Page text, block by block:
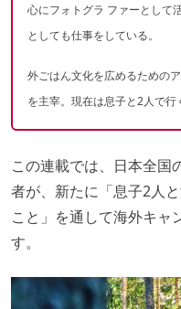
心にフォトグラ ファーとして
としても仕事をしている。
外ごはん文化を広めるための
を主宰。現在は息子と2人で
この連載では、日本全国
者が、新たに「息子2人
こと」を通して海外キャ
す。